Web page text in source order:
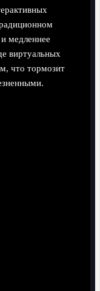
медленнее
виртуальных
что тормозит